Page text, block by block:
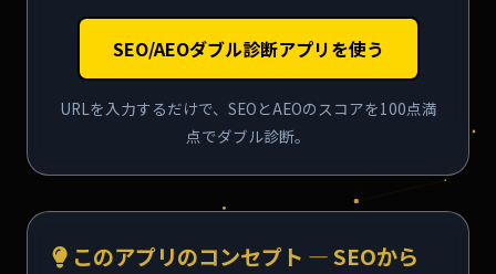
SEO/AEOダブル診断アプリを使う
URLを入力するだけで、SEOとAEOのスコアを100点満
点でダブル診断。
このアプリのコンセプト — SEOから